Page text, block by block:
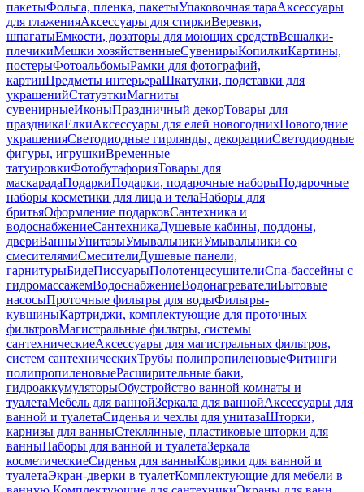
пакетыФольга, пленка, пакетыУпаковочная тараАксессуары
для глаженияАксессуары для стиркиВеревки,
шпагатыЕмкости, дозаторы для моющих средствВешалки-
плечикиМешки хозяйственныеСувенирыКопилкиКартины,
постерыФотоальбомыРамки для фотографий,
картинПредметы интерьераШкатулки, подставки для
украшенийСтатуэткиМагниты
сувенирныеИконыПраздничный декорТовары для
праздникаЕлкиАксессуары для елей новогоднихНовогодние
украшенияСветодиодные гирлянды, декорацииСветодиодные
фигуры, игрушкиВременные
татуировкиФотобутафорияТовары для
маскарадаПодаркиПодарки, подарочные наборыПодарочные
наборы косметики для лица и телаНаборы для
бритьяОформление подарковСантехника и
водоснабжениеСантехникаДушевые кабины, поддоны,
двериВанныУнитазыУмывальникиУмывальники со
смесителямиСмесителиДушевые панели,
гарнитурыБидеПиссуарыПолотенцесушителиСпа-бассейны с
гидромассажемВодоснабжениеВодонагревателиБытовые
насосыПроточные фильтры для водыФильтры-
кувшиныКартриджи, комплектующие для проточных
фильтровМагистральные фильтры, системы
сантехническиеАксессуары для магистральных фильтров,
систем сантехническихТрубы полипропиленовыеФитинги
полипропиленовыеРасширительные баки,
гидроаккумуляторыОбустройство ванной комнаты и
туалетаМебель для ваннойЗеркала для ваннойАксессуары для
ванной и туалетаСиденья и чехлы для унитазаШторки,
карнизы для ванныСтеклянные, пластиковые шторки для
ванныНаборы для ванной и туалетаЗеркала
косметическиеСиденья для ванныКоврики для ванной и
туалетаЭкран-дверки в туалетКомплектующие для мебели в